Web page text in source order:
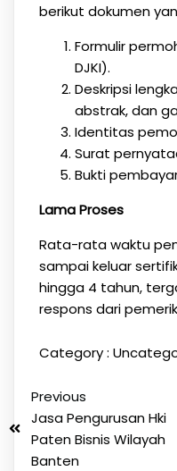
berikut dokumen
Formulir
DJKI).
Deskripsi
abstrak, dan
Identitas
Surat
Bukti
Lama Proses
Rata-rata waktu
sampai keluar
hingga 4 tahun,
respons dari
Category :
Previous
Jasa Pengurusan Hki
Paten Bisnis Wilayah
Banten